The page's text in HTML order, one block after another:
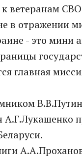
ветеранам
в отражении
- это мини
главная
А.Г.Лукашенко